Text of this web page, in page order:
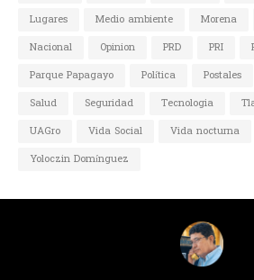
Lugares
Medio ambiente Morena
Nacional
Opinion PRD PRI
Parque Papagayo
Política Postales
Salud
Seguridad Tecnologia
UAGro
Vida Social Vida nocturna
Yoloczin Domínguez